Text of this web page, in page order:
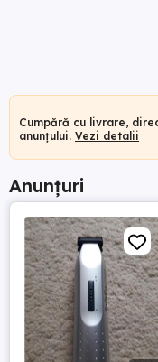
Cumpără cu livrare,
anunțului. Vezi detalii
Anunțuri